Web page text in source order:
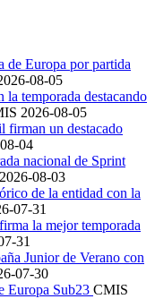
de Europa por partida
08-05
la temporada destacando
2026-08-05
firman un destacado
04
nacional de Sprint
2026-08-03
de la entidad con la
07-31
la mejor temporada
31
Junior de Verano con
07-30
Europa Sub23 CMIS